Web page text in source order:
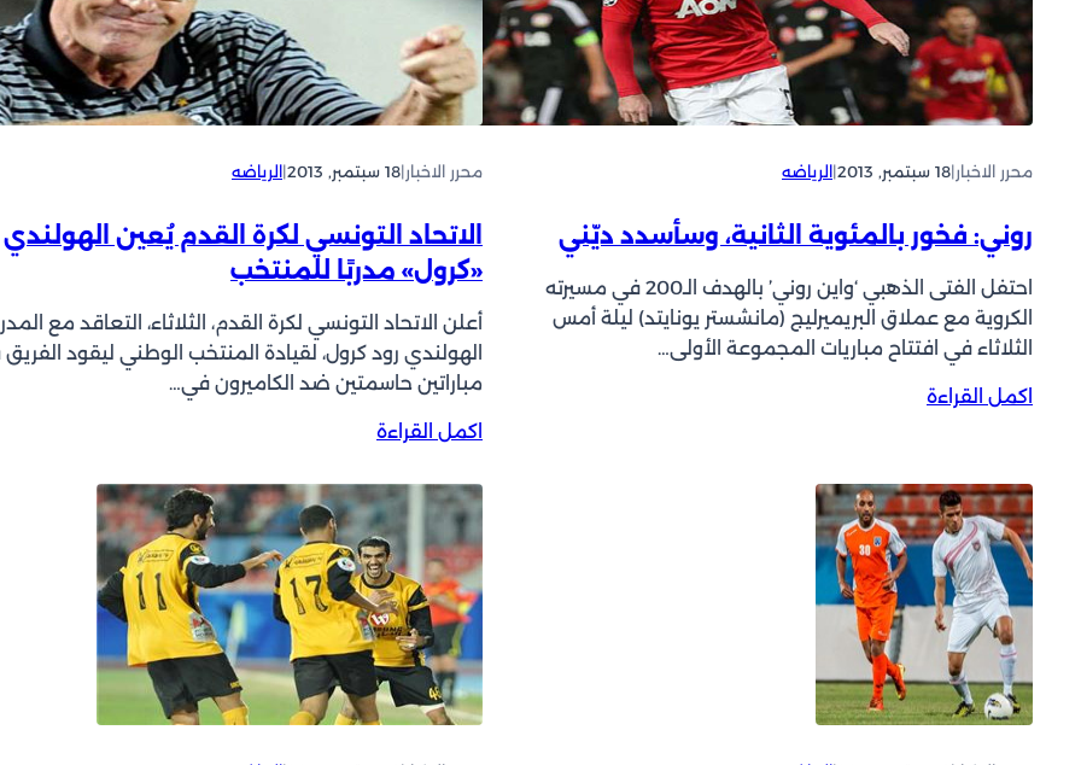
“
ي
ق
ل
ى
ي
ا
س
”
ه
ا
ر
”
م
ص
ك
ا
م
ة
و
ل
ح
ي
ح
ي
ل
ي
ل
ا
ق
محرر الاخبار|18 سبتمبر, 2013 |الرياضه
روني: فخور بالمئوية الثانية، وسأسدد ديّني
احتفل الفتى الذهبي ‘واين روني’ بالهدف الـ200 في مسيرته
الكروية مع عملاق البريميرليج (مانشستر يونايتد) ليلة أمس
الثلاثاء في افتتاح مباريات المجموعة الأولى…
اكمل القراءة
:
ي
:
خ
ا
ل
محرر الاخبار|18 سبتمبر, 2013 |الرياضه
الاتحاد التونسي لكرة القدم يُعين الهولندي
«كرول» مدربًا للمنتخب
أعلن الاتحاد التونسي لكرة القدم، الثلاثاء، التعاقد مع
الهولندي رود كرول، لقيادة المنتخب الوطني ليقود
مباراتين حاسمتين ضد الكاميرون في…
اكمل القراءة
:
ل
ا
ت
ح
ا
د
ا
ل
ت